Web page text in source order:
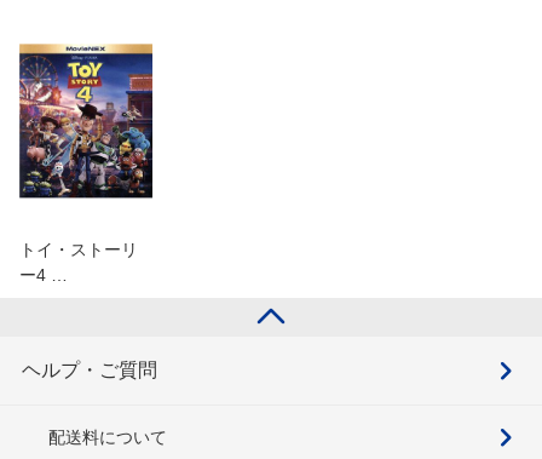
トイ・ストーリ
ー4 …
ヘルプ・ご質問
配送料について